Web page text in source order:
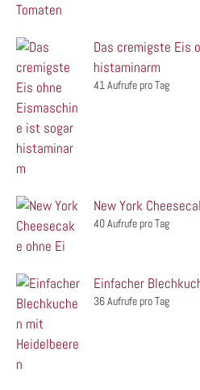
Das cremigste Eis
histaminarm
41 Aufrufe pro Tag
New York
40 Aufrufe pro Tag
Einfacher
36 Aufrufe pro Tag